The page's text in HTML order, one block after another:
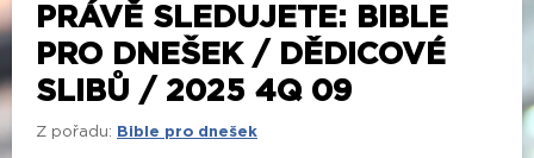
PRÁVĚ SLEDUJETE: BIBLE
PRO DNEŠEK / DĚDICOVÉ
SLIBŮ / 2025 4Q 09
Z pořadu: Bible pro dnešek